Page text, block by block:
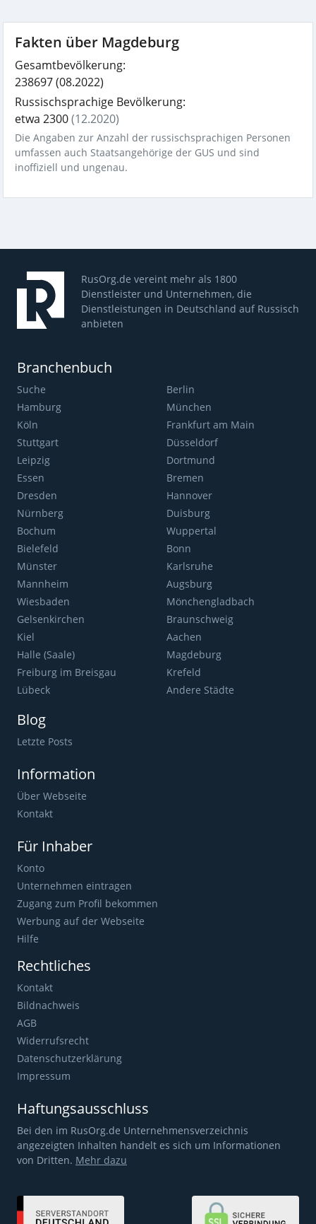
Fakten über Magdeburg
Gesamtbevölkerung:
238697(08.2022)
Russischsprachige Bevölkerung:
etwa 2300(12.2020)
Die Angaben zur Anzahl der russischsprachigen Personen
umfassen auch Staatsangehörige der GUS und sind
inoffiziell und ungenau.
RusOrg.de vereint mehr als 1800
Dienstleister und Unternehmen, die
Dienstleistungen in Deutschland auf Russisch
anbieten
Branchenbuch
Suche
Berlin
Hamburg
München
Köln
Frankfurt am Main
Stuttgart
Düsseldorf
Leipzig
Dortmund
Essen
Bremen
Dresden
Hannover
Nürnberg
Duisburg
Bochum
Wuppertal
Bielefeld
Bonn
Münster
Karlsruhe
Mannheim
Augsburg
Wiesbaden
Mönchengladbach
Gelsenkirchen
Braunschweig
Kiel
Aachen
Halle (Saale)
Magdeburg
Freiburg im Breisgau
Krefeld
Lübeck
Andere Städte
Blog
Letzte Posts
Information
Über Webseite
Kontakt
Für Inhaber
Konto
Unternehmen eintragen
Zugang zum Profil bekommen
Werbung auf der Webseite
Hilfe
Rechtliches
Kontakt
Bildnachweis
AGB
Widerrufsrecht
Datenschutzerklärung
Impressum
Haftungsausschluss
Bei den im RusOrg.de Unternehmensverzeichnis
angezeigten Inhalten handelt es sich um Informationen
von Dritten. Mehr dazu